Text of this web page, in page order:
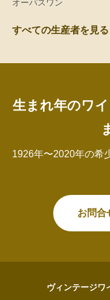
オーパスワン
すべての生産者を見
生まれ年のワ
1926年〜2020年の希
お問合
ヴィンテージワ